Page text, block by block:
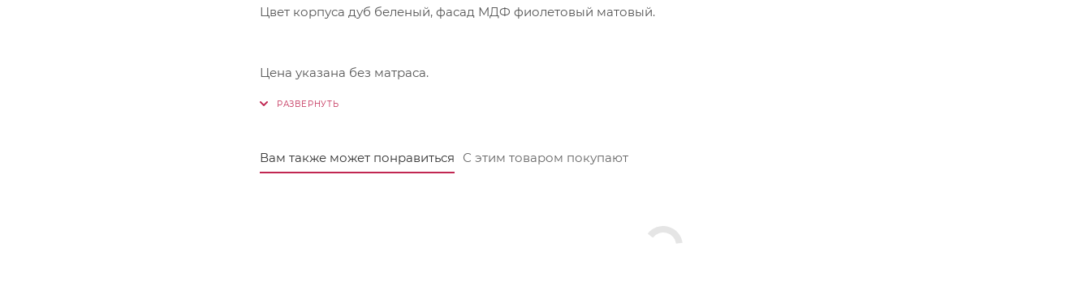
Цвет корпуса дуб беленый, фасад МДФ фиолетовый матовый.
Цена указана без матраса.
Вам также может понравиться С этим товаром покупают